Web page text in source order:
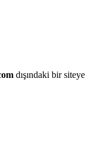
dışındaki bir siteye